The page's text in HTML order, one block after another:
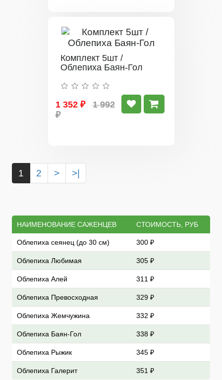
Комплект 5шт /
Облепиха Баян-Гол
1 352 ₽
1 992
₽
1 2 > >|
НАИМЕНОВАНИЕ САЖЕНЦЕВ СТОИМОСТЬ, РУБ
Облепиха сеянец (до 30 см) 300 ₽
Облепиха Любимая 305 ₽
Облепиха Алей 311 ₽
Облепиха Превосходная 329 ₽
Облепиха Жемчужина 332 ₽
Облепиха Баян-Гол 338 ₽
Облепиха Рыжик 345 ₽
Облепиха Галерит 351 ₽